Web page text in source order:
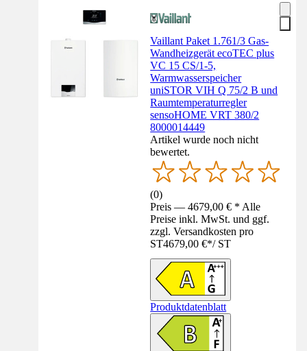
Vaillant Paket 1.761/3 Gas-
Wandheizgerät ecoTEC plus
VC 15 CS/1-5,
Warmwasserspeicher
uniSTOR VIH Q 75/2 B und
Raumtemperaturregler
sensoHOME VRT 380/2
8000014449
Artikel wurde noch nicht
bewertet.
(0)
Preis — 4679,00 € * Alle
Preise inkl. MwSt. und ggf.
zzgl. Versandkosten pro
ST4679,00 €*/ ST
Produktdatenblatt